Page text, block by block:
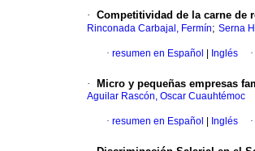
· Competitividad de la carne de
Rinconada Carbajal, Fermín; Serna
· resumen en Español Inglés ·
· Micro y pequeñas empresas
Aguilar Rascón, Oscar Cuauhtémoc
· resumen en Español Inglés ·